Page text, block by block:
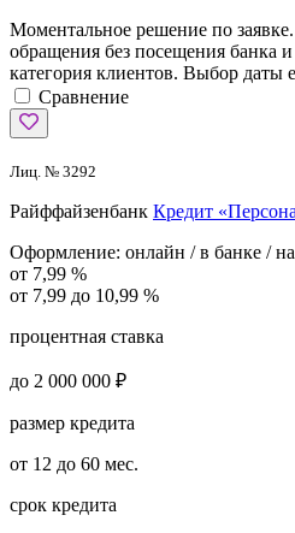
Моментальное решение по
обращения без посещения банка
категория клиентов. Выбор даты
Сравнение
Лиц. № 3292
Райффайзенбанк Кредит
Оформление: онлайн / в банке /
от 7,99 %
от 7,99 до 10,99 %
процентная ставка
до 2 000 000 ₽
размер кредита
от 12 до 60 мес.
срок кредита